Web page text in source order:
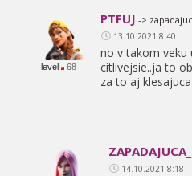
level 68
PTFUJ ->
13.10.2021 8:40
no v takom veku
citlivejsie..ja to
za to aj
14.10.2021 8:18